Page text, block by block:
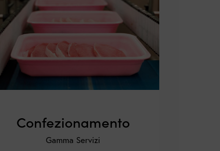
Confezionamento
Gamma Servizi